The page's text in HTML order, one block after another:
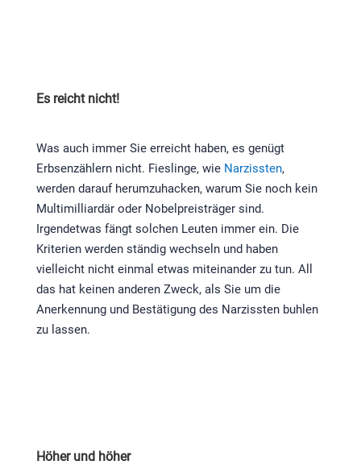
Es reicht nicht!
Was auch immer Sie erreicht haben, es genügt
Erbsenzählern nicht. Fieslinge, wie Narzissten,
werden darauf herumzuhacken, warum Sie noch kein
Multimilliardär oder Nobelpreisträger sind.
Irgendetwas fängt solchen Leuten immer ein. Die
Kriterien werden ständig wechseln und haben
vielleicht nicht einmal etwas miteinander zu tun. All
das hat keinen anderen Zweck, als Sie um die
Anerkennung und Bestätigung des Narzissten buhlen
zu lassen.
Höher und höher